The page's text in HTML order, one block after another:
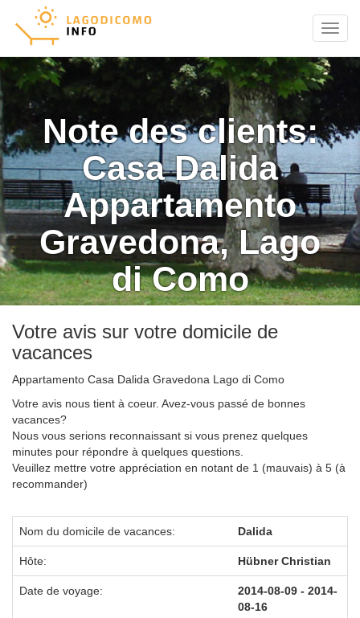
Menu
Note des clients:
Casa Dalida
Appartamento
Gravedona, Lago
di Como
Votre avis sur votre domicile de
vacances
Appartamento Casa Dalida Gravedona Lago di Como
Votre avis nous tient à coeur. Avez-vous passé de bonnes
vacances?
Nous vous serions reconnaissant si vous prenez quelques
minutes pour répondre à quelques questions.
Veuillez mettre votre appréciation en notant de 1 (mauvais) à 5 (à
recommander)
Nom du domicile de vacances: Dalida
Hôte: Hübner Christian
Date de voyage:
2014-08-09 - 2014-
08-16